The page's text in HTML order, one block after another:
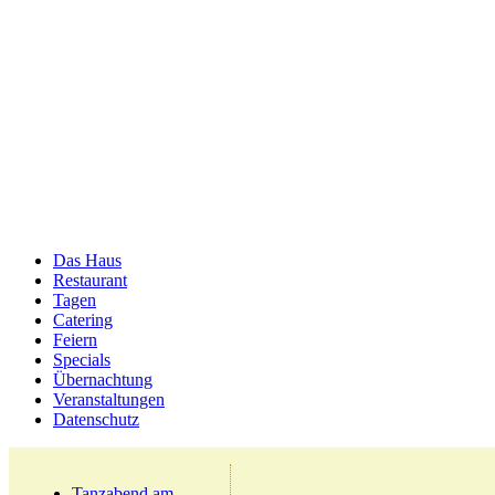
Das Haus
Restaurant
Tagen
Catering
Feiern
Specials
Übernachtung
Veranstaltungen
Datenschutz